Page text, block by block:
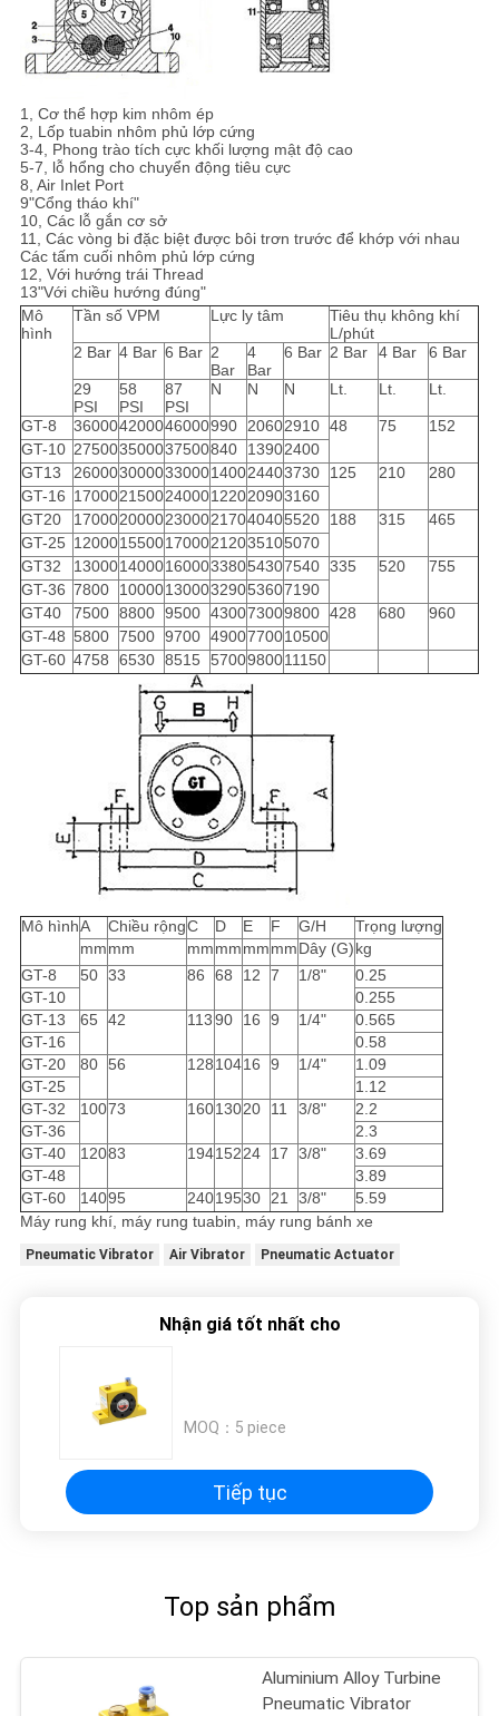
1, Cơ thể hợp kim nhôm ép
2, Lốp tuabin nhôm phủ lớp cứng
3-4, Phong trào tích cực khối lượng mật độ cao
5-7, lỗ hổng cho chuyển động tiêu cực
8, Air Inlet Port
9"Cổng tháo khí"
10, Các lỗ gắn cơ sở
11, Các vòng bi đặc biệt được bôi trơn trước để khớp với nhau
Các tấm cuối nhôm phủ lớp cứng
12, Với hướng trái Thread
13"Với chiều hướng đúng"
Mô
hình
Tần số VPM Lực ly tâm
Tiêu thụ không khí
L/phút
2 Bar 4 Bar 6 Bar 2
Bar
4
Bar
6 Bar 2 Bar 4 Bar 6 Bar
29
PSI
58
PSI
87
PSI
N N N Lt. Lt. Lt.
GT-8 360004200046000990 20602910 48 75
152
GT-10 275003500037500840 13902400
GT13
260003000033000140024403730 125 210
280
GT-16 170002150024000122020903160
GT20
170002000023000217040405520 188 315
465
GT-25 120001550017000212035105070
GT32
130001400016000338054307540 335 520
755
GT-36 7800 1000013000329053607190
GT40
7500 8800 9500 430073009800 428 680
960
GT-48 5800 7500 9700 4900770010500
GT-60 4758 6530 8515 5700980011150
Mô hìnhA Chiều rộngC D E F G/H
Trọng lượng
mmmm mmmmmmmmDây (G)kg
GT-8
50 33 86 68 12 7 1/8"
0.25
GT-10
0.255
GT-13
65 42 11390 16 9 1/4"
0.565
GT-16
0.58
GT-20
80 56 12810416 9 1/4"
1.09
GT-25
1.12
GT-32
10073 16013020 11 3/8"
2.2
GT-36
2.3
GT-40
12083 19415224 17 3/8"
3.69
GT-48
3.89
GT-60
14095 24019530 21 3/8"
5.59
Máy rung khí, máy rung tuabin, máy rung bánh xe
Pneumatic Vibrator Air Vibrator Pneumatic Actuator
Nhận giá tốt nhất cho
MOQ： 5 piece
Tiếp tục
Top sản phẩm
Aluminium Alloy Turbine
Pneumatic Vibrator